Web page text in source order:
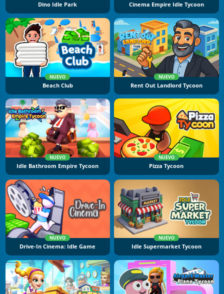
Dino Idle Park Cinema Empire Idle Tycoon
NUEVO
Beach Club
NUEVO
Rent Out Landlord Tycoon
NUEVO
Idle Bathroom Empire Tycoon
NUEVO
Pizza Tycoon
NUEVO
Drive-In Cinema: Idle Game
NUEVO
Idle Supermarket Tycoon